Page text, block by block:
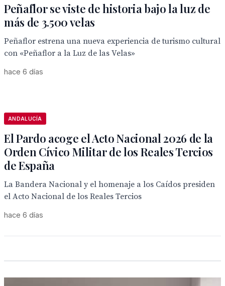
Peñaflor se viste de historia bajo la luz de
más de 3.500 velas
Peñaflor estrena una nueva experiencia de turismo cultural
con «Peñaflor a la Luz de las Velas»
hace 6 días
ANDALUCÍA
El Pardo acoge el Acto Nacional 2026 de la
Orden Cívico Militar de los Reales Tercios
de España
La Bandera Nacional y el homenaje a los Caídos presiden
el Acto Nacional de los Reales Tercios
hace 6 días